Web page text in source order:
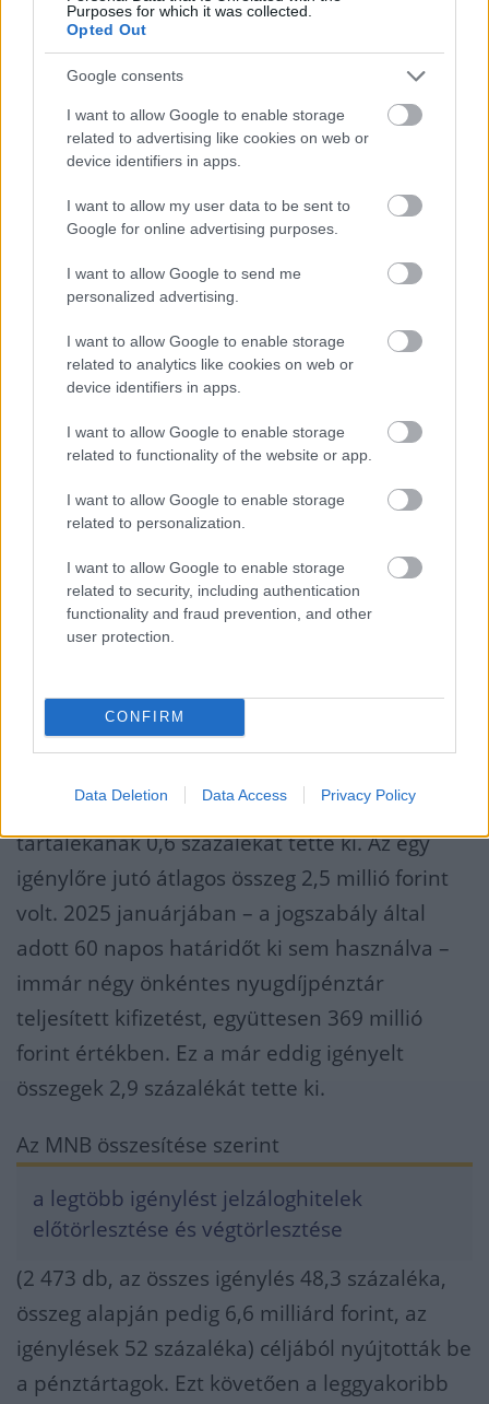
Purposes for which it was collected.
Opted Out
Google consents
I want to allow Google to enable storage
related to advertising like cookies on web or
device identifiers in apps.
I want to allow my user data to be sent to
Google for online advertising purposes.
I want to allow Google to send me
personalized advertising.
I want to allow Google to enable storage
related to analytics like cookies on web or
device identifiers in apps.
I want to allow Google to enable storage
related to functionality of the website or app.
I want to allow Google to enable storage
related to personalization.
I want to allow Google to enable storage
related to security, including authentication
functionality and fraud prevention, and other
user protection.
CONFIRM
Data Deletion Data Access Privacy Policy
végtörlesztése céljából kértek pénztári
kifizetést. A leggyakoribb további célok a
lakás és lakóház korszerűsítése, felújítása,
bővítése, összegszerűségben pedig a lakás,
lakóház megvásárlása voltak.
Az önkéntes nyugdíjpénztárak 2025
januárjára vonatkozó, a Magyar Nemzeti
Banknak (MNB) beküldött havi
adatszolgáltatása alapján
5 064 fő nyújtott be ingatlancélú kiegészítő
szolgáltatás igénylést a piaci szereplőkhöz.
Ez az önkéntes nyugdíjpénztári szektor 2024.
taglétszámának – mintegy fél százaléka.
Az ingatlancélú szolgáltatásokra
összesen 12,7 milliárd forint kifizetési igény
érkezett,
szeptember 30-i szektorszintű fedezeti
tartalékának 0,6 százalékát tette ki. Az egy
igénylőre jutó átlagos összeg 2,5 millió forint
volt. 2025 januárjában – a jogszabály által
adott 60 napos határidőt ki sem használva –
immár négy önkéntes nyugdíjpénztár
teljesített kifizetést, együttesen 369 millió
forint értékben. Ez a már eddig igényelt
összegek 2,9 százalékát tette ki.
Az MNB összesítése szerint
a legtöbb igénylést jelzáloghitelek
előtörlesztése és végtörlesztése
(2 473 db, az összes igénylés 48,3 százaléka,
összeg alapján pedig 6,6 milliárd forint, az
igénylések 52 százaléka) céljából nyújtották be
a pénztártagok. Ezt követően a leggyakoribb